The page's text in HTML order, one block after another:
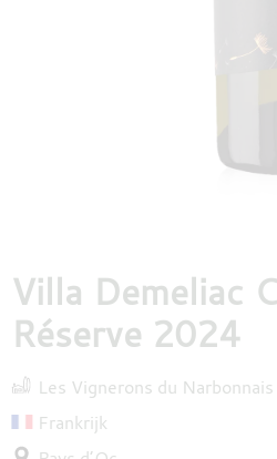
Villa Demeliac
Réserve 2024
Les Vignerons du Narbonnais
Frankrijk